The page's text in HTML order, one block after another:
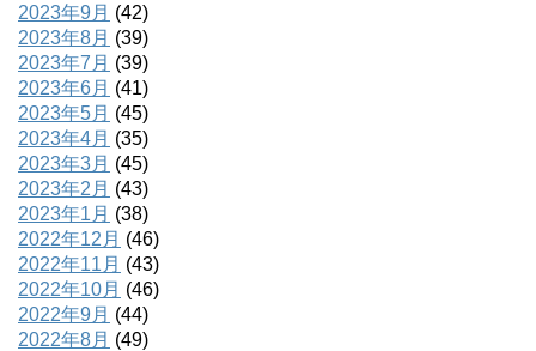
2023年9月 (42)
2023年8月 (39)
2023年7月 (39)
2023年6月 (41)
2023年5月 (45)
2023年4月 (35)
2023年3月 (45)
2023年2月 (43)
2023年1月 (38)
2022年12月 (46)
2022年11月 (43)
2022年10月 (46)
2022年9月 (44)
2022年8月 (49)